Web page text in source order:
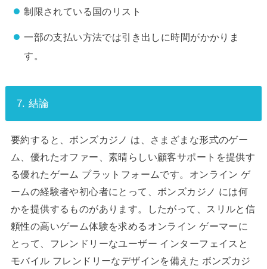
制限されている国のリスト
一部の支払い方法では引き出しに時間がかかりま
す。
7. 結論
要約すると、ボンズカジノ は、さまざまな形式のゲー
ム、優れたオファー、素晴らしい顧客サポートを提供す
る優れたゲーム プラットフォームです。オンライン ゲ
ームの経験者や初心者にとって、ボンズカジノ には何
かを提供するものがあります。したがって、スリルと信
頼性の高いゲーム体験を求めるオンライン ゲーマーに
とって、フレンドリーなユーザー インターフェイスと
モバイル フレンドリーなデザインを備えた ボンズカジ